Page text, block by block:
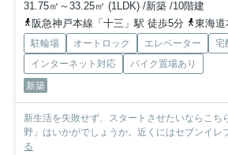
31.75㎡～33.25㎡ (1LDK) /新築 /10階建
阪急神戸本線「十三」駅 徒歩5分
東海道
駐輪場 オートロック エレベーター
宅
インターネット対応
バイク置場あり
新築
新生活を失敗せず、スタートさせたいならこち
野」はいかがでしょうか。近くにはセブンイレ
る